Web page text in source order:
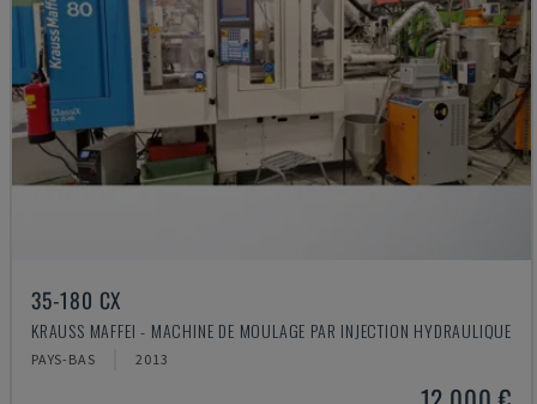
35-180 CX
KRAUSS MAFFEI - MACHINE DE MOULAGE PAR INJECTION HYDRAULIQUE
PAYS-BAS 2013